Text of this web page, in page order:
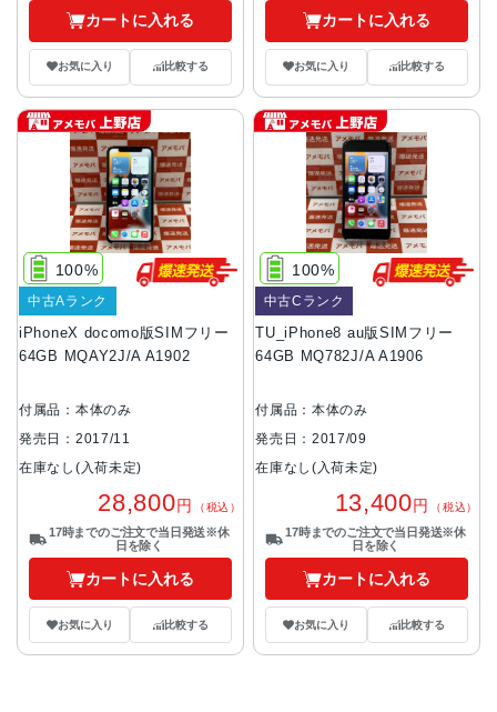
カートに入れる
お気に入り 比較する
カートに入れる
お気に入り 比較する
iPhoneX docomo版SIMフリー
64GB MQAY2J/A A1902
100%
中古Aランク
付属品：本体のみ
発売日：2017/11
在庫なし(入荷未定)
28,800円 （税込）
17時までのご注文で当日発送※休
日を除く
カートに入れる
お気に入り 比較する
TU_iPhone8 au版SIMフリー
64GB MQ782J/A A1906
100%
中古Cランク
付属品：本体のみ
発売日：2017/09
在庫なし(入荷未定)
13,400円 （税込）
17時までのご注文で当日発送※休
日を除く
カートに入れる
お気に入り 比較する